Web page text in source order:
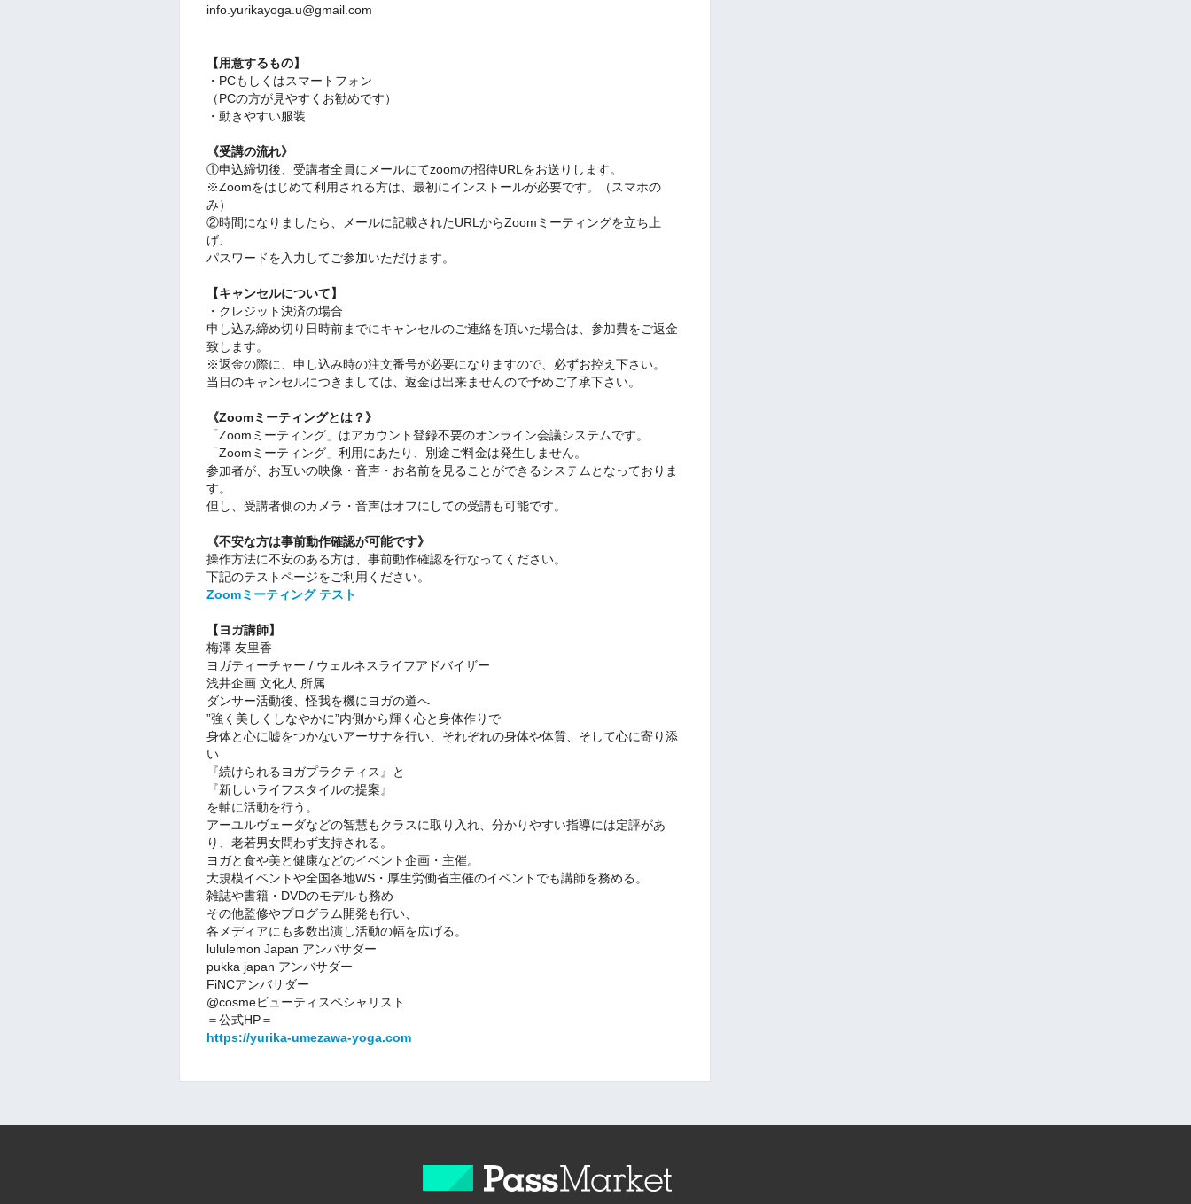
info.yurikayoga.u@gmail.com
【用意するもの】
・PCもしくはスマートフォン
（PCの方が見やすくお勧めです）
・動きやすい服装
《受講の流れ》
①申込締切後、受講者全員にメールにてzoomの招待URLをお送りします。
※Zoomをはじめて利用される方は、最初にインストールが必要です。（スマホの
み）
②時間になりましたら、メールに記載されたURLからZoomミーティングを立ち上
げ、
パスワードを入力してご参加いただけます。
【キャンセルについて】
・クレジット決済の場合
申し込み締め切り日時前までにキャンセルのご連絡を頂いた場合は、参加費をご返金
致します。
※返金の際に、申し込み時の注文番号が必要になりますので、必ずお控え下さい。
当日のキャンセルにつきましては、返金は出来ませんので予めご了承下さい。
《Zoomミーティングとは？》
「Zoomミーティング」はアカウント登録不要のオンライン会議システムです。
「Zoomミーティング」利用にあたり、別途ご料金は発生しません。
参加者が、お互いの映像・音声・お名前を見ることができるシステムとなっておりま
す。
但し、受講者側のカメラ・音声はオフにしての受講も可能です。
《不安な方は事前動作確認が可能です》
操作方法に不安のある方は、事前動作確認を行なってください。
下記のテストページをご利用ください。
Zoomミーティング テスト
【ヨガ講師】
梅澤 友里香
ヨガティーチャー / ウェルネスライフアドバイザー
浅井企画 文化人 所属
ダンサー活動後、怪我を機にヨガの道へ
”強く美しくしなやかに”内側から輝く心と身体作りで
身体と心に嘘をつかないアーサナを行い、それぞれの身体や体質、そして心に寄り添
い
『続けられるヨガプラクティス』と
『新しいライフスタイルの提案』
を軸に活動を行う。
アーユルヴェーダなどの智慧もクラスに取り入れ、分かりやすい指導には定評があ
り、老若男女問わず支持される。
ヨガと食や美と健康などのイベント企画・主催。
大規模イベントや全国各地WS・厚生労働省主催のイベントでも講師を務める。
雑誌や書籍・DVDのモデルも務め
その他監修やプログラム開発も行い、
各メディアにも多数出演し活動の幅を広げる。
lululemon Japan アンバサダー
pukka japan アンバサダー
FiNCアンバサダー
@cosmeビューティスペシャリスト
＝公式HP＝
https://yurika-umezawa-yoga.com